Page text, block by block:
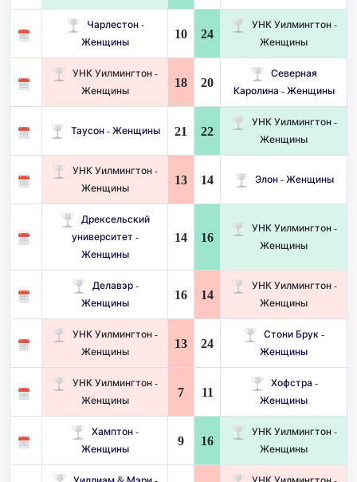
Чарлестон -
Женщины
10 24
УНК Уилмингтон -
Женщины
УНК Уилмингтон -
Женщины
18 20
Северная
Каролина - Женщины
Таусон - Женщины 21 22
УНК Уилмингтон -
Женщины
УНК Уилмингтон -
Женщины
13 14 Элон - Женщины
Дрексельский
университет -
Женщины
14 16
УНК Уилмингтон -
Женщины
Делавэр -
Женщины
16 14
УНК Уилмингтон -
Женщины
УНК Уилмингтон -
Женщины
13 24
Стони Брук -
Женщины
УНК Уилмингтон -
Женщины
7 11
Хофстра -
Женщины
Хамптон -
Женщины
9 16
УНК Уилмингтон -
Женщины